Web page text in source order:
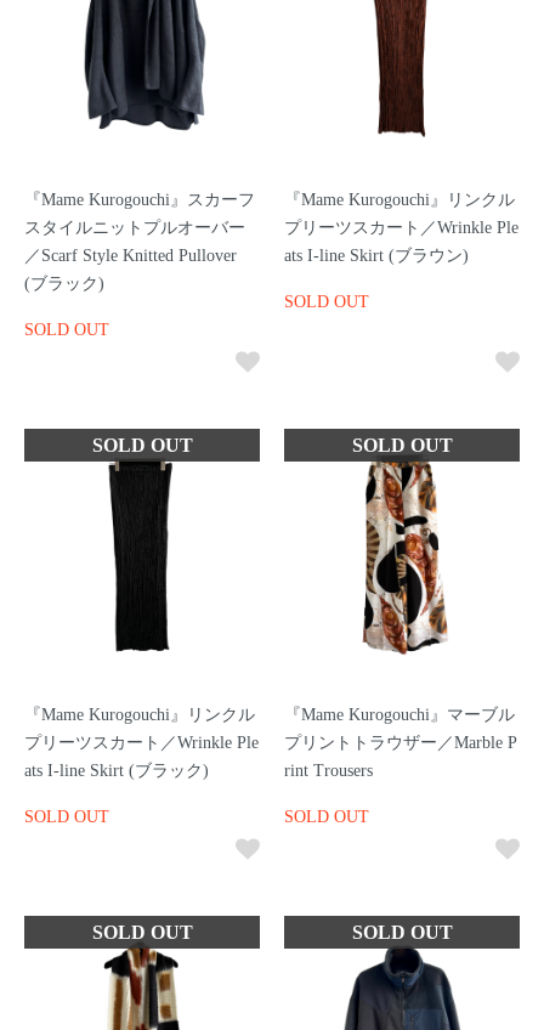
『Mame Kurogouchi』スカーフ
スタイルニットプルオーバー
／Scarf Style Knitted Pullover
(ブラック)
SOLD OUT
『Mame Kurogouchi』リンクル
プリーツスカート／Wrinkle Ple
ats I-line Skirt (ブラウン)
SOLD OUT
『Mame Kurogouchi』リンクル
プリーツスカート／Wrinkle Ple
ats I-line Skirt (ブラック)
SOLD OUT
『Mame Kurogouchi』マーブル
プリントトラウザー／Marble P
rint Trousers
SOLD OUT